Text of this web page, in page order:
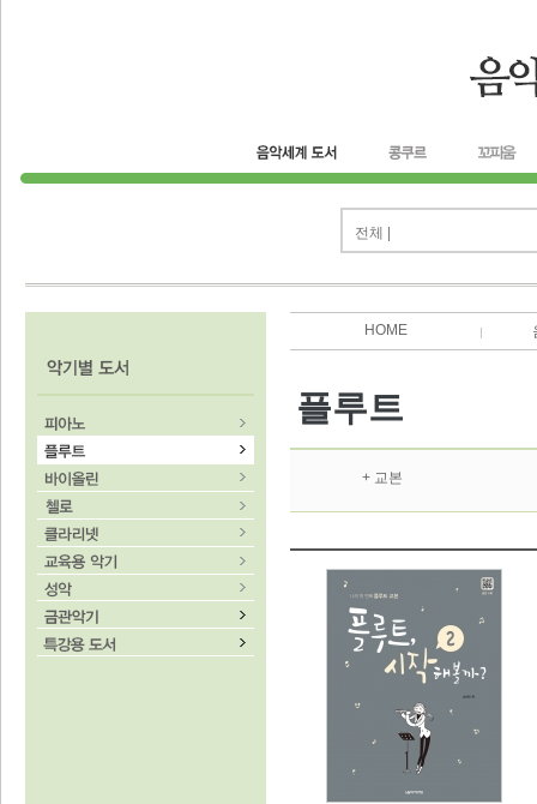
전체 |
HOME
플루트
+ 교본